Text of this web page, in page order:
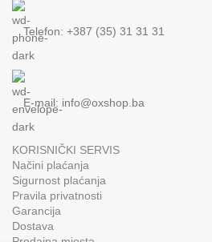
Telefon: +387 (35) 31 31 31
E-mail: info@oxshop.ba
KORISNIČKI SERVIS
Načini plaćanja
Sigurnost plaćanja
Pravila privatnosti
Garancija
Dostava